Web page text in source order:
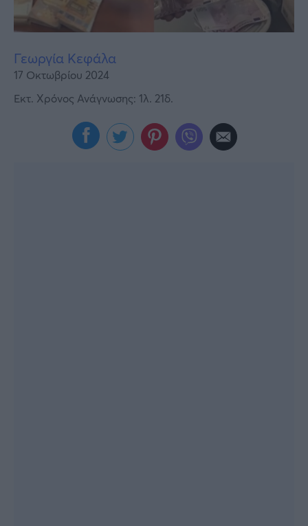
Γεωργία Κεφάλα
17 Οκτωβρίου 2024
Εκτ. Χρόνος Ανάγνωσης: 1λ. 21δ.